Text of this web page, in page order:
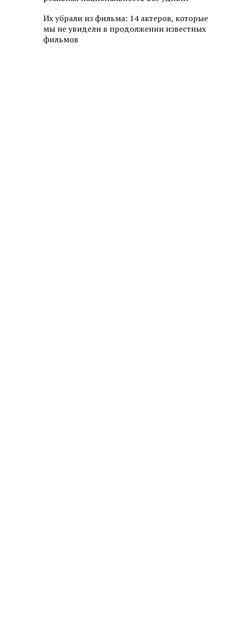
Их убрали из фильма: 14 актеров, которые
мы не увидели в продолжении известных
фильмов